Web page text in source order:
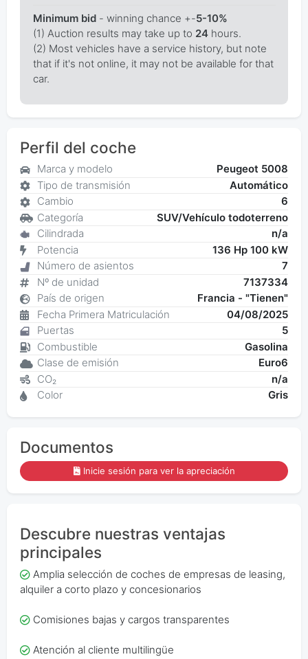
Minimum bid- winning chance +-5-10%
(1) Auction results may take up to 24hours.
(2) Most vehicles have a service history, but note
that if it's not online, it may not be available for that
car.
Perfil del coche
Marca y modelo
Peugeot 5008
Tipo de transmisión
Automático
Cambio
6
Categoría
SUV/Vehículo todoterreno
Cilindrada
n/a
Potencia
136 Hp 100 kW
Número de asientos
7
Nº de unidad
7137334
País de origen
Francia - "Tienen"
Fecha Primera Matriculación
04/08/2025
Puertas
5
Combustible
Gasolina
Clase de emisión
Euro6
CO₂
n/a
Color
Gris
Documentos
Inicie sesión para ver la apreciación
Descubre nuestras ventajas
principales
Amplia selección de coches de empresas de leasing,
alquiler a corto plazo y concesionarios
Comisiones bajas y cargos transparentes
Atención al cliente multilingüe